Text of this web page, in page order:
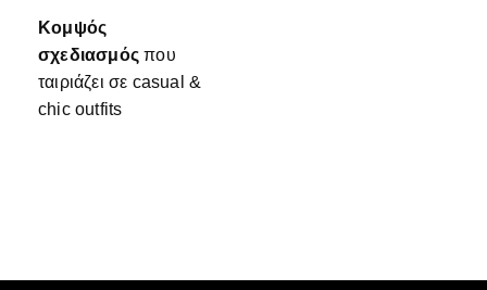
Kομψός
σχεδιασμός που
ταιριάζει σε casual &
chic outfits